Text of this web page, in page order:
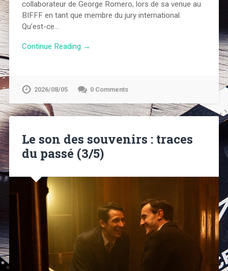
collaborateur de George Romero, lors de sa venue au
BIFFF en tant que membre du jury international.
Qu’est-ce…
Continue Reading →
2026/08/05 0 Comments
Le son des souvenirs : traces
du passé (3/5)